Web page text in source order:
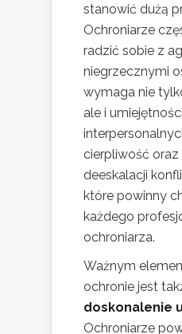
stanowić dużą
Ochroniarze
radzić sobie z
niegrzecznymi
wymaga nie
ale i umiejętności
cierpliwość
deeskalacji
które powinny
każdego
ochroniarza.
Ważnym
ochronie jest
doskonalenie
Ochroniarze